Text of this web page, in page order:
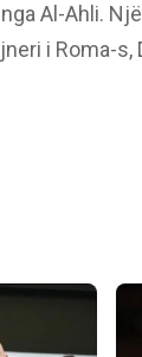
Al-Ahli.
i Roma-s,